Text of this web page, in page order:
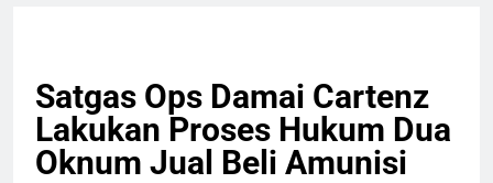
Satgas Ops Damai Cartenz
Lakukan Proses Hukum Dua
Oknum Jual Beli Amunisi